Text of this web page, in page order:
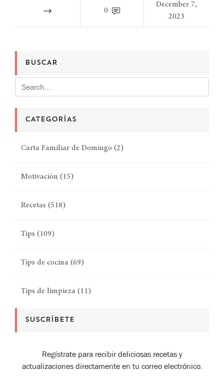
0
December 7,
2023
BUSCAR
CATEGORÍAS
Carta Familiar de Domingo (2)
Motivación (15)
Recetas (518)
Tips (109)
Tips de cocina (69)
Tips de limpieza (11)
SUSCRÍBETE
Regístrate para recibir deliciosas recetas y
actualizaciones directamente en tu correo electrónico.